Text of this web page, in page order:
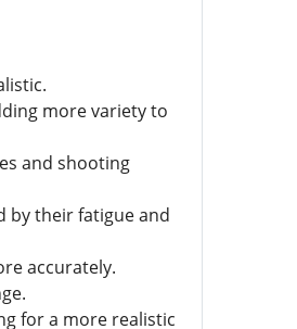
more variety to
and shooting
by their fatigue and
accurately.
for a more realistic